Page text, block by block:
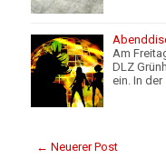
Am
DLZ
ein. In der …
← Neuerer Post